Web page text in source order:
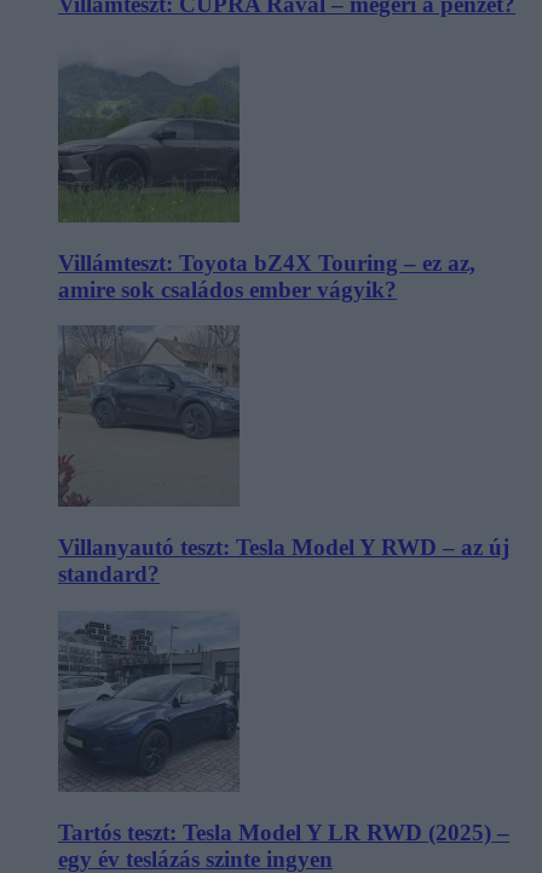
Villámteszt: Toyota bZ4X Touring – ez az,
amire sok családos ember vágyik?
Villanyautó teszt: Tesla Model Y RWD – az új
standard?
Tartós teszt: Tesla Model Y LR RWD (2025) –
egy év teslázás szinte ingyen